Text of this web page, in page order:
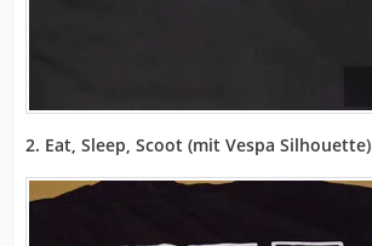
2. Eat, Sleep, Scoot (mit Vespa Silhouette)